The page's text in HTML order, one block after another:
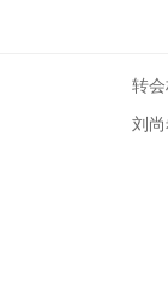
转
刘